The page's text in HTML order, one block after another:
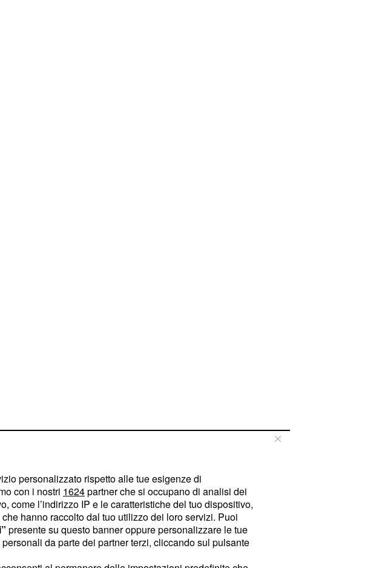
personalizzato rispetto alle tue esigenze di
con i nostri 1624partner che si occupano di analisi dei
come l’indirizzo IP e le caratteristiche del tuo dispositivo,
hanno raccolto dal tuo utilizzo dei loro servizi. Puoi
presente su questo banner oppure personalizzare le tue
da parte dei partner terzi, cliccando sul pulsante